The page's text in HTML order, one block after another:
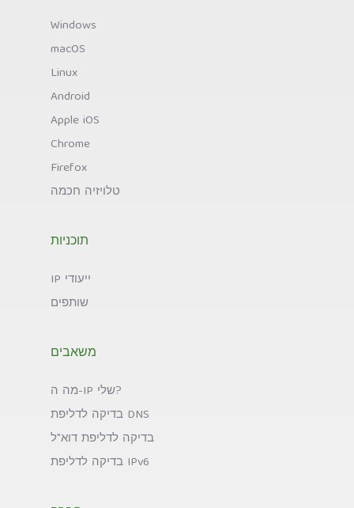
Windows
macOS
Linux
Android
Apple iOS
Chrome
Firefox
טלויזיה חכמה
תוכניות
IP ייעודי
שותפים
משאבים
מה ה-IP שלי?
בדיקה לדליפת DNS
בדיקה לדליפת דוא"ל
בדיקה לדליפת IPv6